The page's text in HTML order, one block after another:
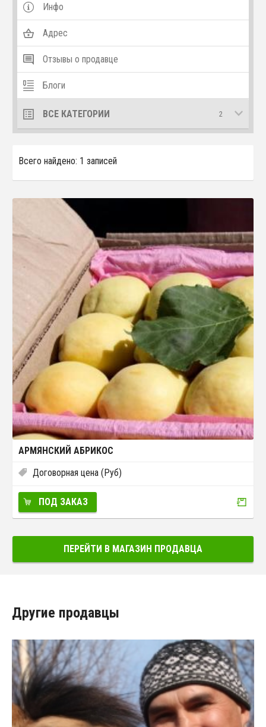
Инфо
Адрес
Отзывы о продавце
Блоги
ВСЕ КАТЕГОРИИ 2
Всего найдено: 1 записей
АРМЯНСКИЙ АБРИКОС
Договорная цена (Руб)
ПОД ЗАКАЗ
ПЕРЕЙТИ В МАГАЗИН ПРОДАВЦА
Другие продавцы